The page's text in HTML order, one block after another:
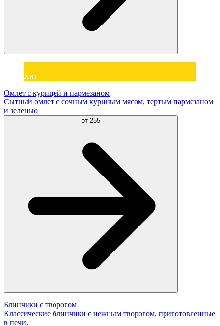
Хит
Омлет с курицей и пармезаном
Сытный омлет с сочным куриным мясом, тертым пармезаном
и зеленью
от 255
Блинчики с творогом
Классические блинчики с нежным творогом, приготовленные
в печи.